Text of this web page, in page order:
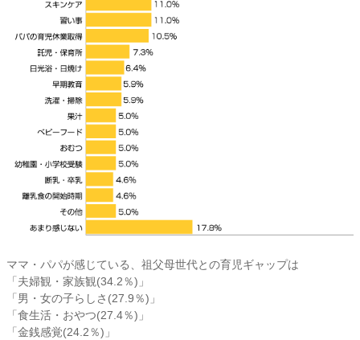
ママ・パパが感じている、祖父母世代との育児ギャップは
「夫婦観・家族観(34.2％)」
「男・女の子らしさ(27.9％)」
「食生活・おやつ(27.4％)」
「金銭感覚(24.2％)」